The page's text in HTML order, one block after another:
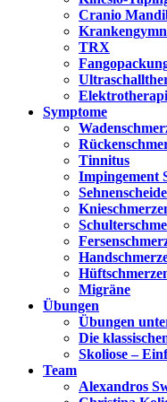
Cranio
TRX
Symptome
Tinnitus
Impingement
Migräne
Übungen
Übungen
Die
Skoliose –
Team
Alexandros